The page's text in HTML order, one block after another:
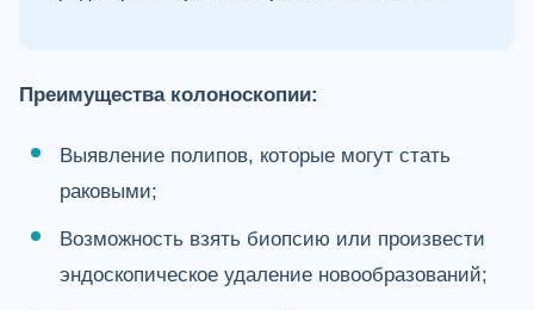
Преимущества колоноскопии:
Выявление полипов, которые могут стать
раковыми;
Возможность взять биопсию или произвести
эндоскопическое удаление новообразований;